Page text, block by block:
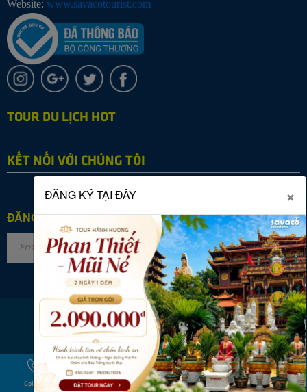
Website: www.savacotourist.com
TOUR DU LỊCH HOT
KẾT NỐI VỚI CHÚNG TÔI
ĐĂNG KÝ NHẬN TIN
Copyright © 2022 SAVACO TOURIST. All rights reserved.
Online: 29 | Tháng: 30338 | Tổng: 2870971
ĐĂNG KÝ TẠI ĐÂY ×
Gọi ngay Nhắn tin Zalo Chat Facebook Chỉ đường